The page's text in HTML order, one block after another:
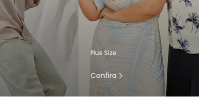
Plus Size
Confira